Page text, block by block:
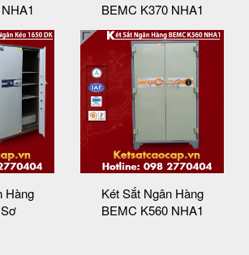
BEMC K370 NHA1
Hàng
Két Sắt Ngân Hàng
BEMC K560 NHA1